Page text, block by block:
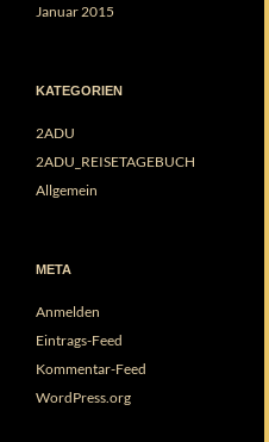
Januar 2015
KATEGORIEN
2ADU
2ADU_REISETAGEBUCH
Allgemein
META
Anmelden
Eintrags-Feed
Kommentar-Feed
WordPress.org